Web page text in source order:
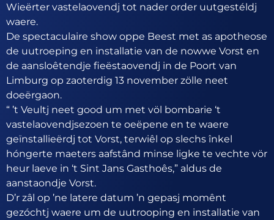
Wieërter vastelaovendj tot nader order uutgestéldj
waere.
De spectaculaire show oppe Beest met as apotheose
de uutroeping en installatie van de nowwe Vorst en
de aansloêtendje fieëstaovendj in de Poort van
Limburg op zaoterdig 13 november zölle neet
doeërgaon.
“ ’t Veultj neet good um met völ bombarie ‘t
vastelaovendjsezoen te oeëpene en te waere
geïnstallieërdj tot Vorst, terwiêl op slechs înkel
hóngerte maeters aafstând minse ligke te vechte vör
heur laeve in ‘t Sint Jans Gasthoês,” aldus de
aanstaondje Vorst.
D’r zâl op ’ne latere datum ’n gepasj momênt
gezóchtj waere um de uutrooping en installatie van